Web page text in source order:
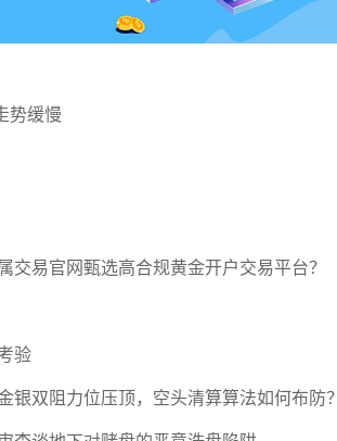
势缓慢
交易官网甄选高合规黄金开户交易平台？
验
银双阻力位压顶，空头清算算法如何布防？